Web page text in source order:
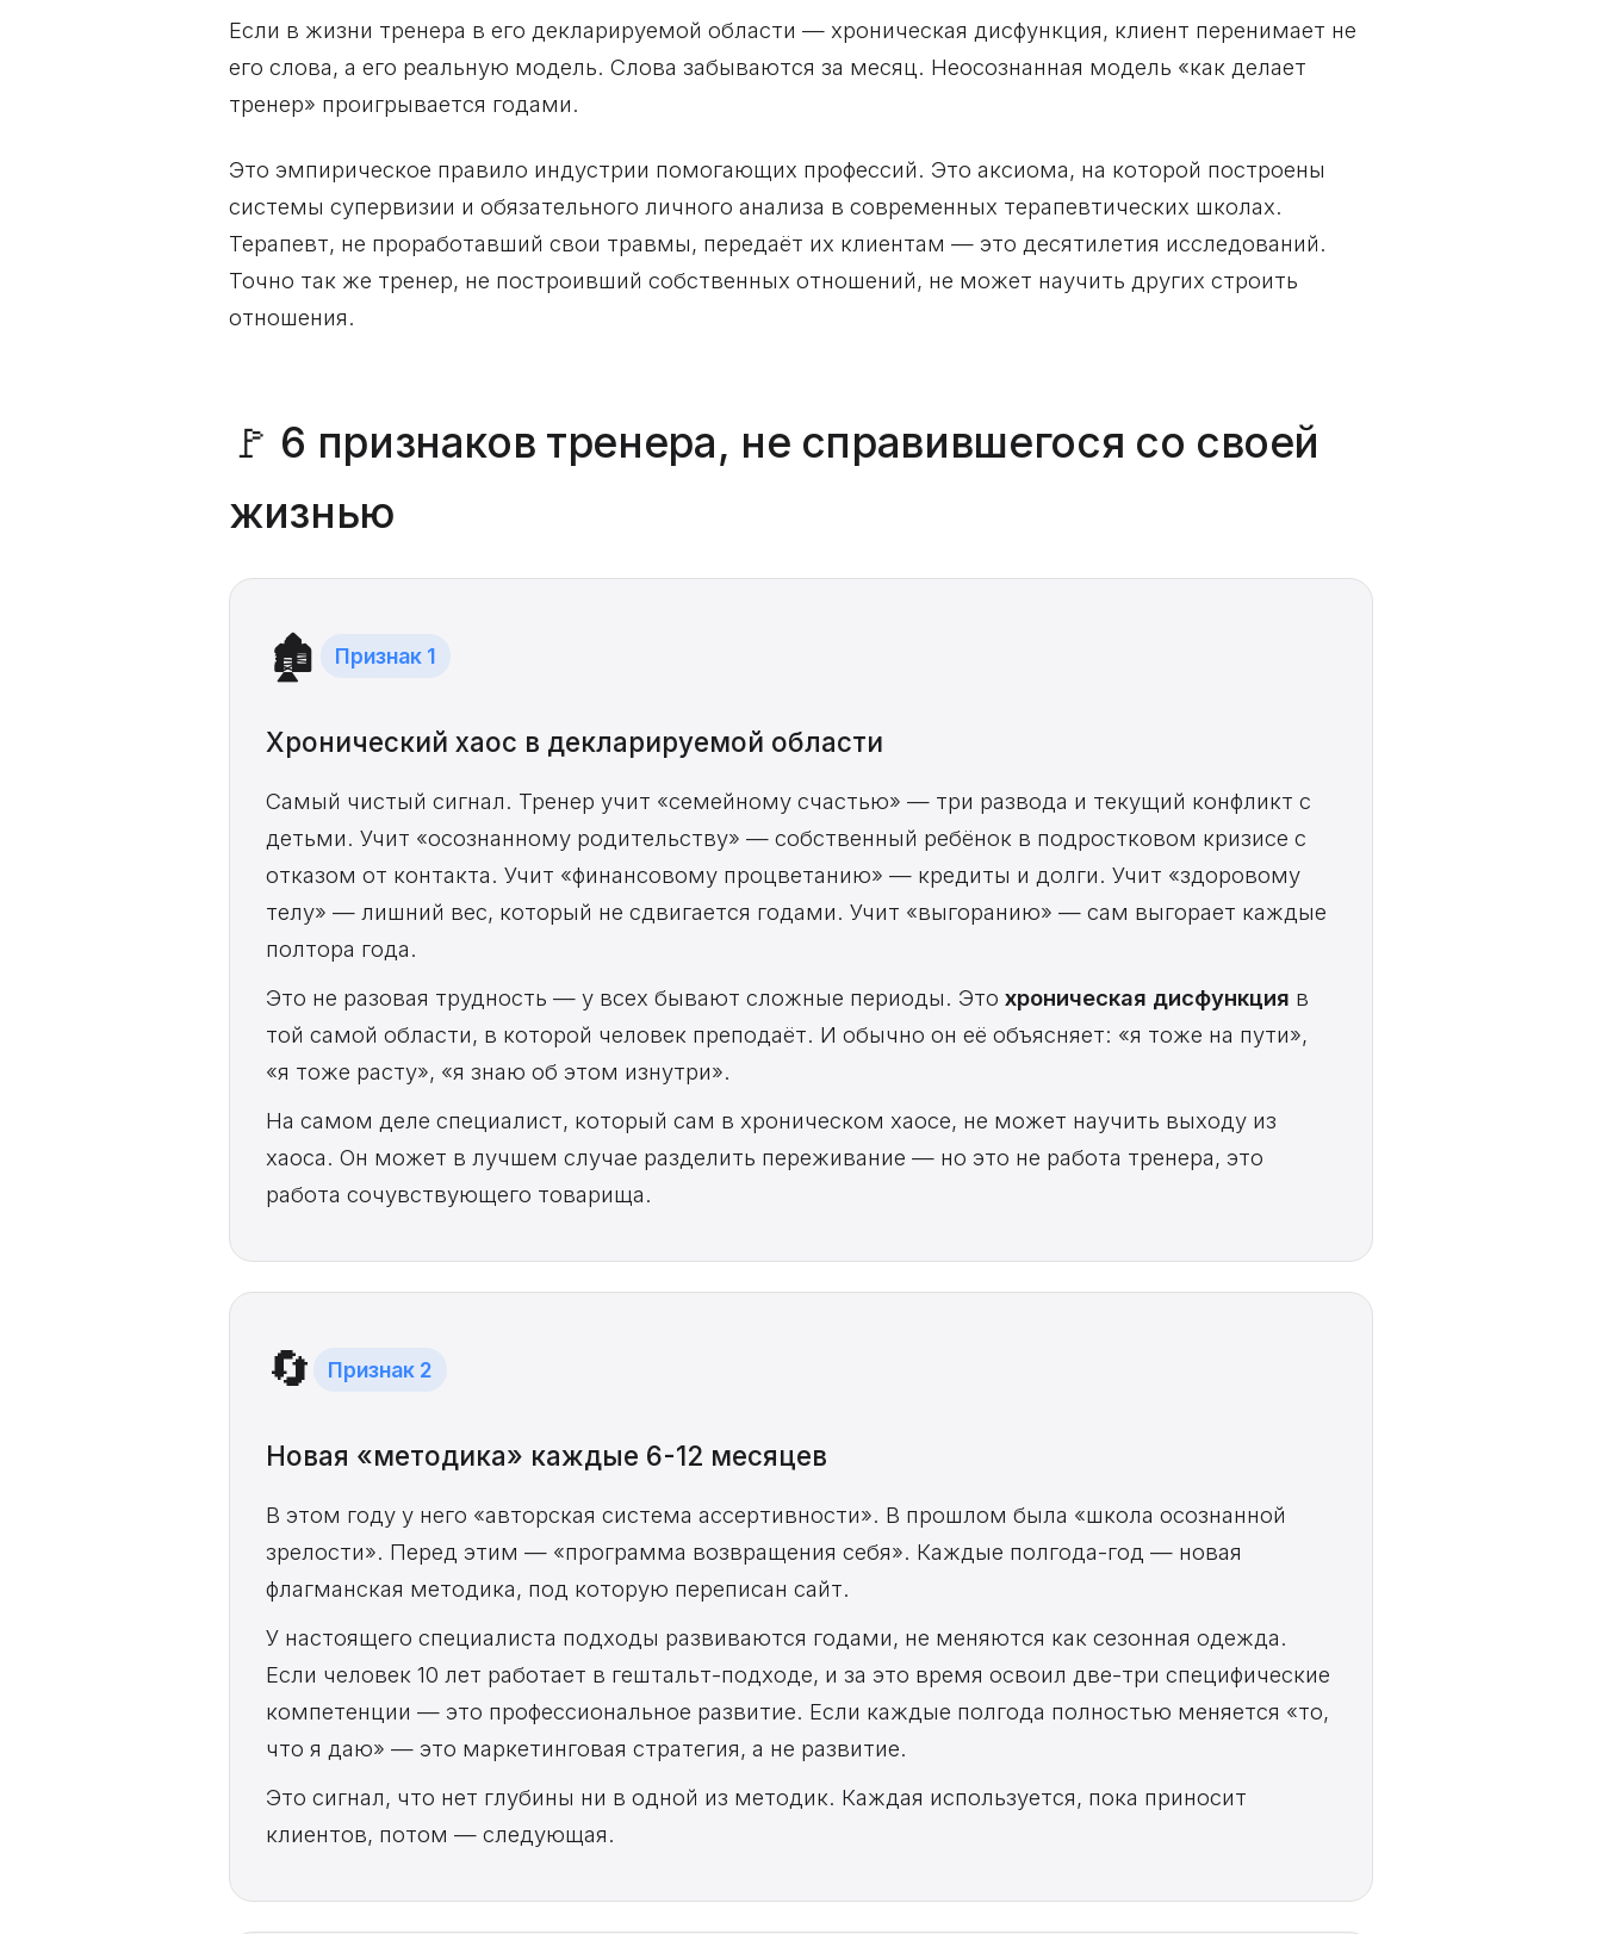
Если в жизни тренера в его декларируемой области — хроническая дисфункция, клиент перенимает не
его слова, а его реальную модель. Слова забываются за месяц. Неосознанная модель «как делает
тренер» проигрывается годами.
Это эмпирическое правило индустрии помогающих профессий. Это аксиома, на которой построены
системы супервизии и обязательного личного анализа в современных терапевтических школах.
Терапевт, не проработавший свои травмы, передаёт их клиентам — это десятилетия исследований.
Точно так же тренер, не построивший собственных отношений, не может научить других строить
отношения.
🚩 6 признаков тренера, не справившегося со своей
жизнью
🏚️ Признак 1
Хронический хаос в декларируемой области
Самый чистый сигнал. Тренер учит «семейному счастью» — три развода и текущий конфликт с
детьми. Учит «осознанному родительству» — собственный ребёнок в подростковом кризисе с
отказом от контакта. Учит «финансовому процветанию» — кредиты и долги. Учит «здоровому
телу» — лишний вес, который не сдвигается годами. Учит «выгоранию» — сам выгорает каждые
полтора года.
Это не разовая трудность — у всех бывают сложные периоды. Это хроническая дисфункция в
той самой области, в которой человек преподаёт. И обычно он её объясняет: «я тоже на пути»,
«я тоже расту», «я знаю об этом изнутри».
На самом деле специалист, который сам в хроническом хаосе, не может научить выходу из
хаоса. Он может в лучшем случае разделить переживание — но это не работа тренера, это
работа сочувствующего товарища.
🔄 Признак 2
Новая «методика» каждые 6-12 месяцев
В этом году у него «авторская система ассертивности». В прошлом была «школа осознанной
зрелости». Перед этим — «программа возвращения себя». Каждые полгода-год — новая
флагманская методика, под которую переписан сайт.
У настоящего специалиста подходы развиваются годами, не меняются как сезонная одежда.
Если человек 10 лет работает в гештальт-подходе, и за это время освоил две-три специфические
компетенции — это профессиональное развитие. Если каждые полгода полностью меняется «то,
что я даю» — это маркетинговая стратегия, а не развитие.
Это сигнал, что нет глубины ни в одной из методик. Каждая используется, пока приносит
клиентов, потом — следующая.